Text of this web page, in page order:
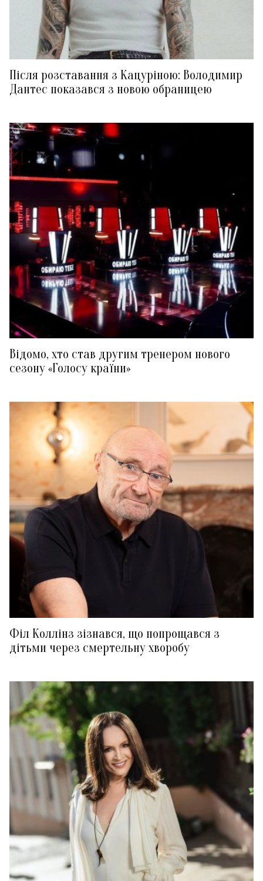
Після розставання з Кацуріною: Володимир
Дантес показався з новою обраницею
Відомо, хто став другим тренером нового
сезону «Голосу країни»
Філ Коллінз зізнався, що попрощався з
дітьми через смертельну хворобу